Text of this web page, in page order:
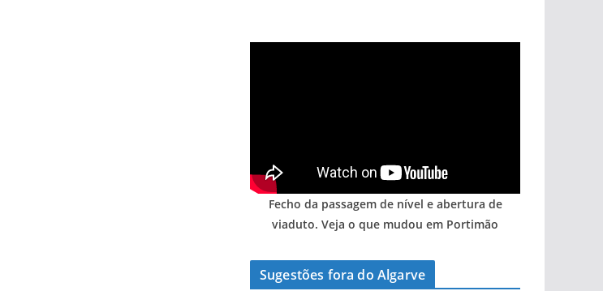
Fecho da passagem de nível e abertura de
viaduto. Veja o que mudou em Portimão
Sugestões fora do Algarve